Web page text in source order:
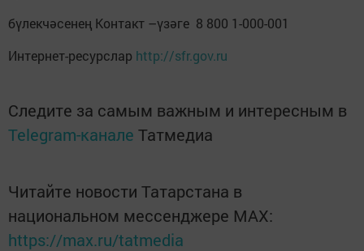
бүлекчәсенең Контакт –үзәге 8 800 1-000-001
Интернет-ресурслар http://sfr.gov.ru
Следите за самым важным и интересным в
Telegram-канале Татмедиа
Читайте новости Татарстана в
национальном мессенджере MАХ:
https://max.ru/tatmedia